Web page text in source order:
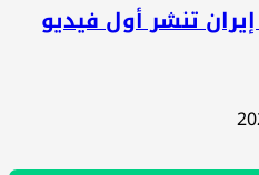
إيران تنشر أول فيديو